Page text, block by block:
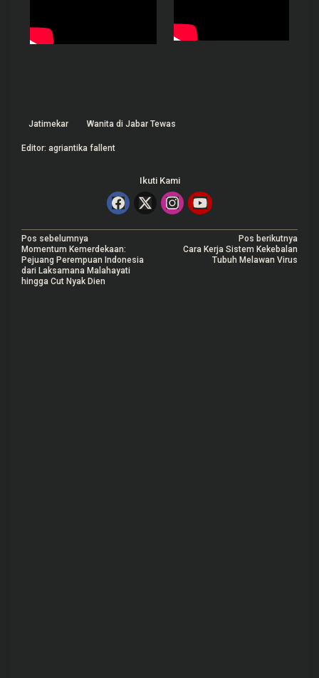
Jatimekar Wanita di Jabar Tewas
Editor: agriantika fallent
Ikuti Kami
N
a
v
Pos sebelumnya
Momentum Kemerdekaan:
Pejuang Perempuan Indonesia
dari Laksamana Malahayati
hingga Cut Nyak Dien
Pos berikutnya
Cara Kerja Sistem Kekebalan
Tubuh Melawan Virus